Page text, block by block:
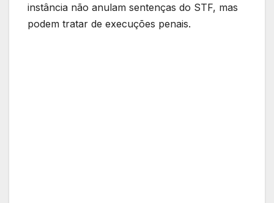
instância não anulam sentenças do STF, mas
podem tratar de execuções penais.